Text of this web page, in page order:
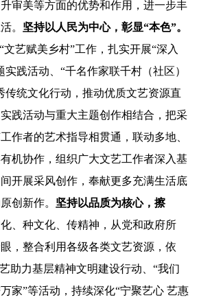
审美等方面的优势和作用，进一步丰
。 坚持以人民为中心，彰显“本色”。
文艺赋美乡村”工作，扎实开展“深入
践活动、“千名作家联千村（社区）
传统文化行动，推动优质文艺资源直
践活动与重大主题创作相结合，把采
作者的艺术指导相贯通，联动多地、
机协作，组织广大文艺工作者深入基
开展采风创作，奉献更多充满生活底
创新作。 坚持以品质为核心，擦
、种文化、传精神，从党和政府所
，整合利用各级各类文艺资源，依
助力基层精神文明建设行动、“我们
家”等活动，持续深化“宁聚艺心 艺惠